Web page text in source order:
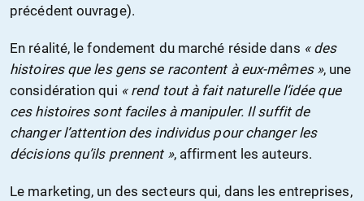
précédent ouvrage).
En réalité, le fondement du marché réside dans « des
histoires que les gens se racontent à eux-mêmes », une
considération qui « rend tout à fait naturelle l’idée que
ces histoires sont faciles à manipuler. Il suffit de
changer l’attention des individus pour changer les
décisions qu’ils prennent », affirment les auteurs.
Le marketing, un des secteurs qui, dans les entreprises,